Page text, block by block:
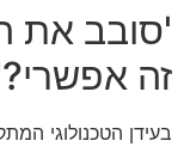
'סובב את
זה
בעידן הטכנולוגי